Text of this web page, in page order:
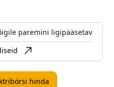
paremini ligipääsetavaks
hinda